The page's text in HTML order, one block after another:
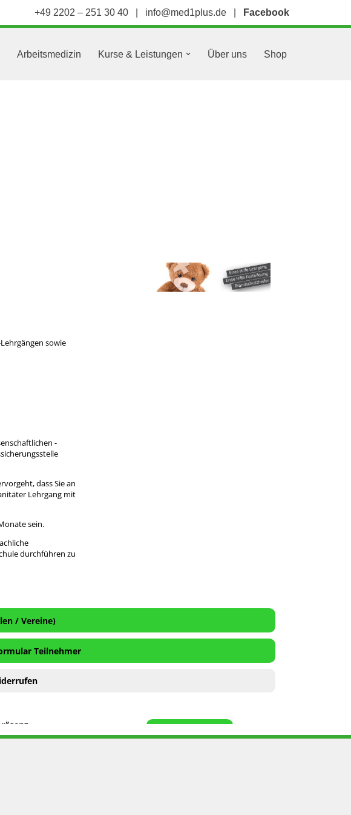
+49 2202 – 251 30 40 info@med1plus.de Facebook
Arbeitsmedizin Kurse & Leistungen Über uns Shop